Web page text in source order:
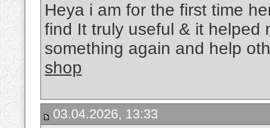
Heya i am for the first time
find It truly useful & it helped
something again and help
shop
03.04.2026, 13:33